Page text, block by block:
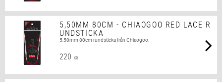
5,50MM 80CM - CHIAOGOO RED LACE R
UNDSTICKA
5,50mm 80cm rundsticka från Chiaogoo.
220 KR